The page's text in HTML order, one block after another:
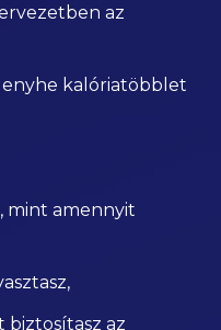
az
kalóriatöbblet
mint amennyit
az